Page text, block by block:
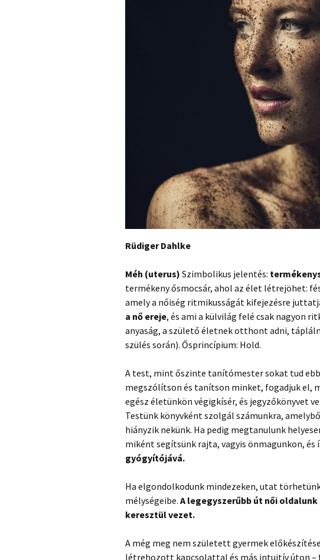
Rüdiger Dahlke
Méh (uterus) Szimbolikus jelentés:
termékeny ősmocsár, ahol az élet létrejöhet:
amely a nőiség ritmikusságát kifejezésre
a nő ereje, és ami a külvilág felé csak nagyon
anyaság, a születő életnek otthont adni,
szülés során). Ősprincípium: Hold.
A test, mint őszinte tanítómester sokat tud
megszólítson és tanítson minket, fogadjuk el,
egész életünkön végigkísér, és jegyzőkönyvet
Testünk könyvként szolgál számunkra,
hiányzik nekünk. Ha pedig megtanulunk
miként segítsünk rajta, vagyis önmagunkon, és
gyógyítójává.
Ha elgondolkodunk mindezeken, utat
mélységeibe. A legegyszerűbb út női
keresztül vezet.
A még meg nem született gyermek
létrehozott kapcsolattal és más intuitív úton